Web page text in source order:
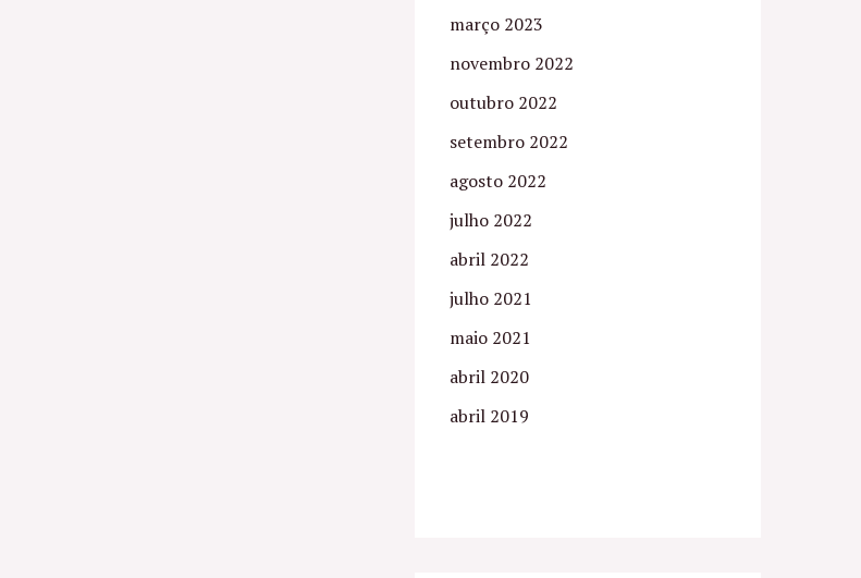
março 2023
novembro 2022
outubro 2022
setembro 2022
agosto 2022
julho 2022
abril 2022
julho 2021
maio 2021
abril 2020
abril 2019